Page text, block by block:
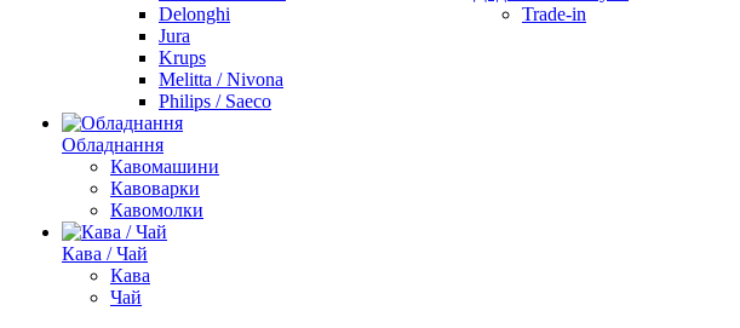
Delonghi
Jura
Krups
Melitta / Nivona
Philips / Saeco
Обладнання
Кавомашини
Кавоварки
Кавомолки
Кава / Чай
Кава
Чай
Trade-in